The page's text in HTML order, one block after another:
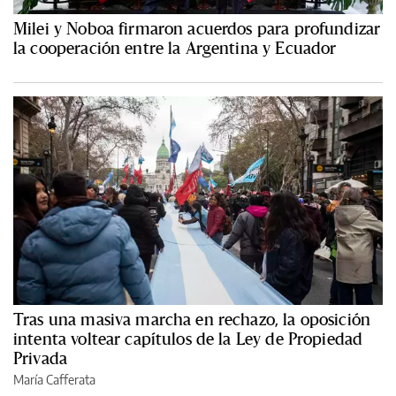
Milei y Noboa firmaron acuerdos para profundizar
la cooperación entre la Argentina y Ecuador
Tras una masiva marcha en rechazo, la oposición
intenta voltear capítulos de la Ley de Propiedad
Privada
María Cafferata